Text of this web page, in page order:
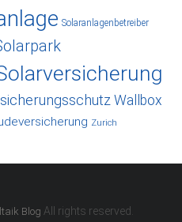
Solaranlagenbetreiber
Wallbox
Zurich
Blog All rights reserved.